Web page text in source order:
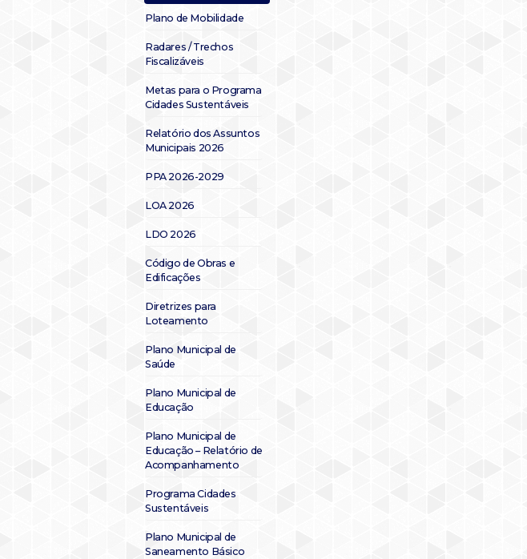
Plano de Mobilidade
Radares / Trechos
Fiscalizáveis
Metas para o Programa
Cidades Sustentáveis
Relatório dos Assuntos
Municipais 2026
PPA 2026-2029
LOA 2026
LDO 2026
Código de Obras e
Edificações
Diretrizes para
Loteamento
Plano Municipal de
Saúde
Plano Municipal de
Educação
Plano Municipal de
Educação – Relatório de
Acompanhamento
Programa Cidades
Sustentáveis
Plano Municipal de
Saneamento Básico